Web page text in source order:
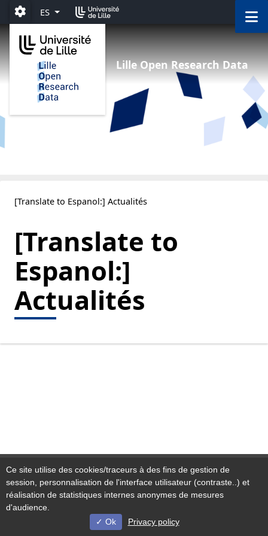
Ir al menú
Ir al contenido
Ir al pie de página
Paramétrage
ES
Lille Open Research Data
[Translate to Espanol:] Actualités
[Translate to
Espanol:]
Actualités
Linkedin ( Nueva ventana)
© Université de Lille - 2023
Ce site utilise des cookies/traceurs à des fins de gestion de
session, personnalisation de l'interface utilisateur (contraste..) et
réalisation de statistiques internes anonymes de mesures
d'audience.
Ok
Privacy policy